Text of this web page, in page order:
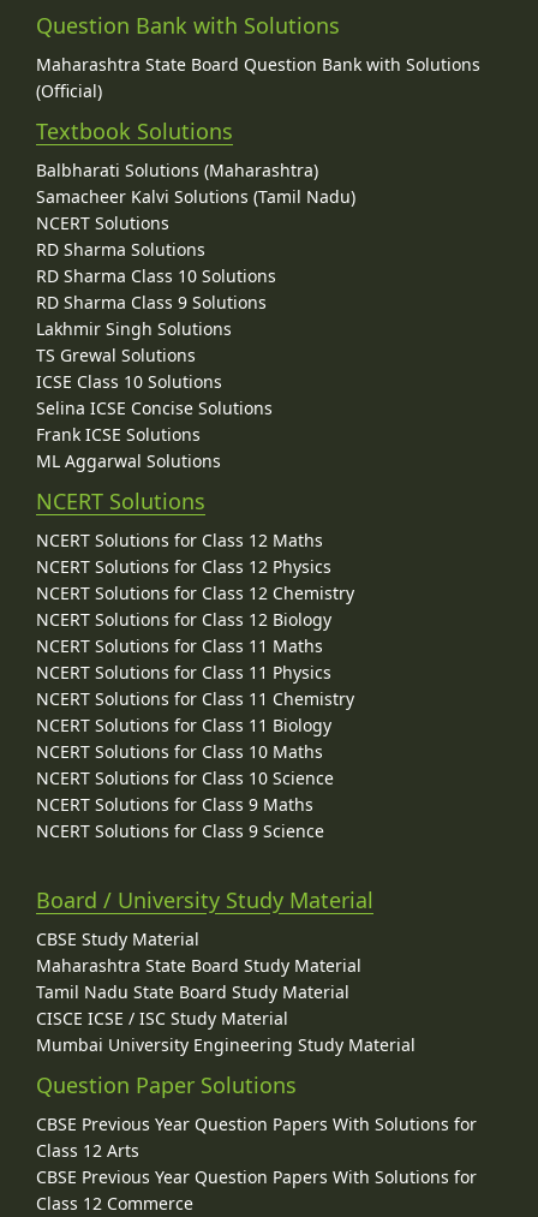
Question Bank with Solutions
Maharashtra State Board Question Bank with Solutions
(Official)
Textbook Solutions
Balbharati Solutions (Maharashtra)
Samacheer Kalvi Solutions (Tamil Nadu)
NCERT Solutions
RD Sharma Solutions
RD Sharma Class 10 Solutions
RD Sharma Class 9 Solutions
Lakhmir Singh Solutions
TS Grewal Solutions
ICSE Class 10 Solutions
Selina ICSE Concise Solutions
Frank ICSE Solutions
ML Aggarwal Solutions
NCERT Solutions
NCERT Solutions for Class 12 Maths
NCERT Solutions for Class 12 Physics
NCERT Solutions for Class 12 Chemistry
NCERT Solutions for Class 12 Biology
NCERT Solutions for Class 11 Maths
NCERT Solutions for Class 11 Physics
NCERT Solutions for Class 11 Chemistry
NCERT Solutions for Class 11 Biology
NCERT Solutions for Class 10 Maths
NCERT Solutions for Class 10 Science
NCERT Solutions for Class 9 Maths
NCERT Solutions for Class 9 Science
Board / University Study Material
CBSE Study Material
Maharashtra State Board Study Material
Tamil Nadu State Board Study Material
CISCE ICSE / ISC Study Material
Mumbai University Engineering Study Material
Question Paper Solutions
CBSE Previous Year Question Papers With Solutions for
Class 12 Arts
CBSE Previous Year Question Papers With Solutions for
Class 12 Commerce